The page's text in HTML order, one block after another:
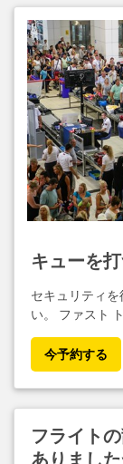
キューを
セキュリティ
い。 ファスト
今予約する
フライト
ありました